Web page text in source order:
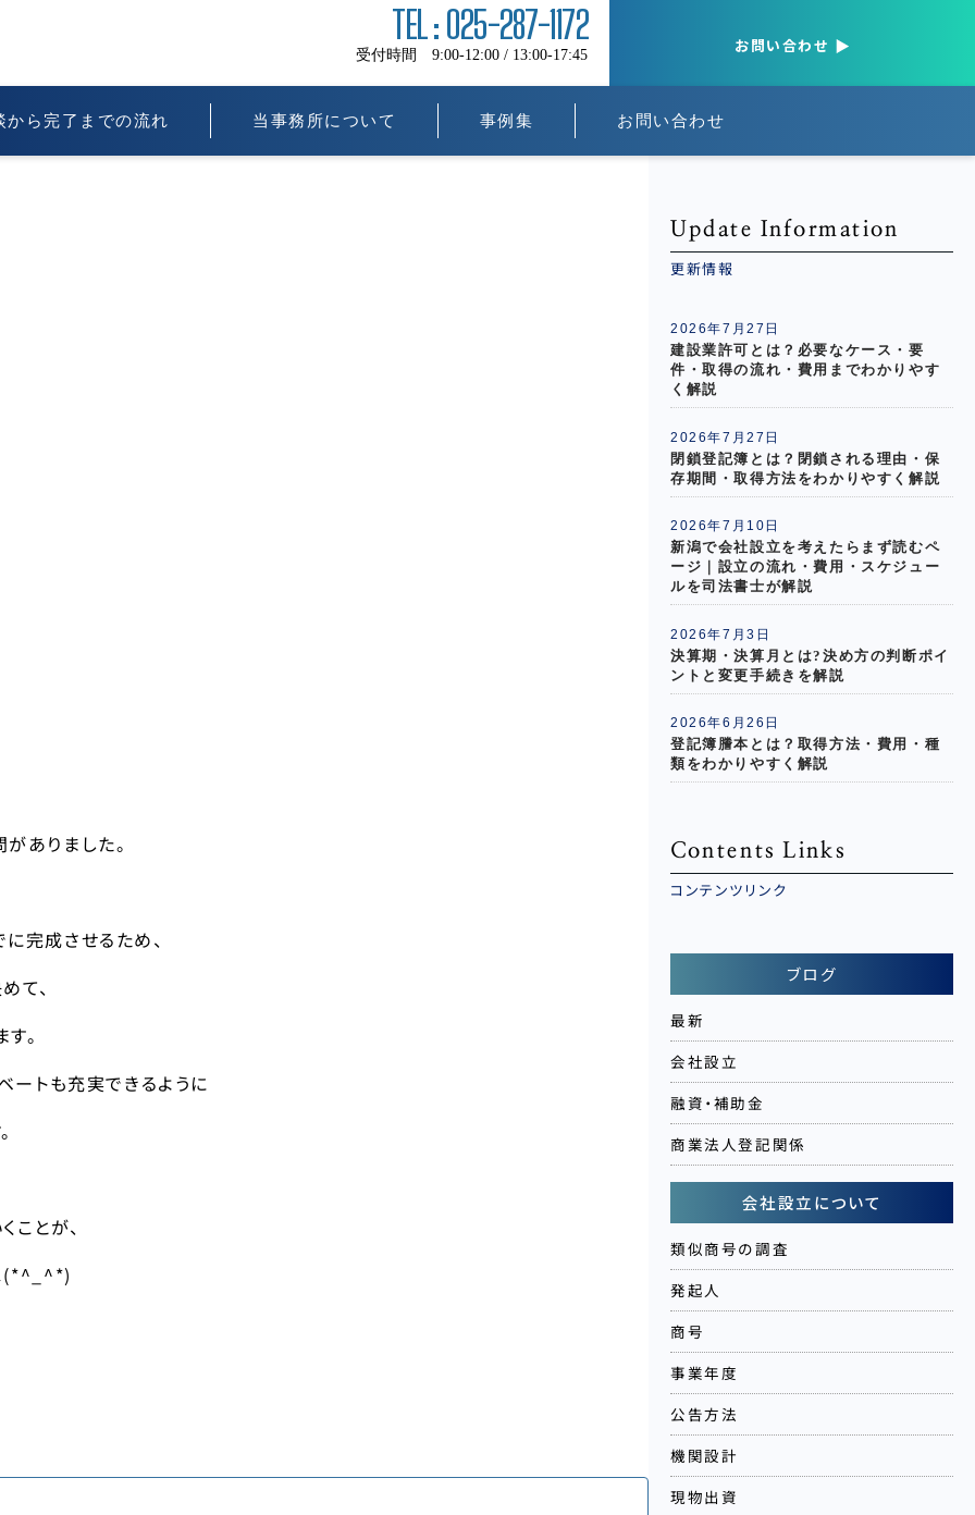
TEL : 025-287-1172
受付時間 9:00-12:00 / 13:00-17:45 お問い合わせ
から完了までの流れ 当事務所について 事例集 お問い合わせ
ありました。
完成させるため、
て、
。
ートも充実できるように
ことが、
(*^_^*)
Update Information
更新情報
2026年7月27日
建設業許可とは？必要なケース・要
件・取得の流れ・費用までわかりやす
く解説
2026年7月27日
閉鎖登記簿とは？閉鎖される理由・保
存期間・取得方法をわかりやすく解説
2026年7月10日
新潟で会社設立を考えたらまず読むペ
ージ｜設立の流れ・費用・スケジュー
ルを司法書士が解説
2026年7月3日
決算期・決算月とは?決め方の判断ポイ
ントと変更手続きを解説
2026年6月26日
登記簿謄本とは？取得方法・費用・種
類をわかりやすく解説
Contents Links
コンテンツリンク
ブログ
最新
会社設立
融資・補助金
商業法人登記関係
会社設立について
類似商号の調査
発起人
商号
事業年度
公告方法
機関設計
現物出資